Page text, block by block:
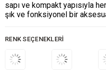
sapı ve kompakt yapısıyla
şık ve fonksiyonel bir
RENK SEÇENEKLERI